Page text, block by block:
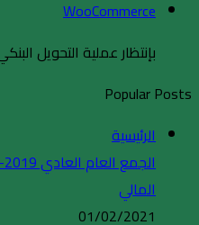
WooCommerce
بإنتظار عملية التحويل
Popular Posts
الرئيسية
المالي
01/02/2021